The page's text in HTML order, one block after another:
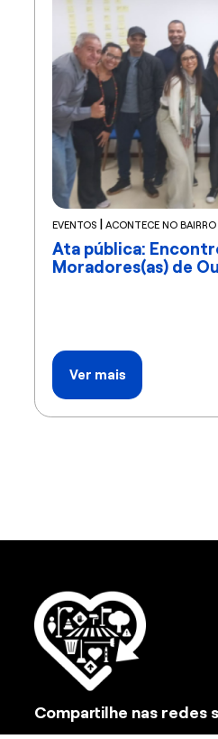
EVENTOS ACONTECE NO BAIRRO
Ata pública:
Moradores(as) de
Ver mais
Compartilhe nas redes